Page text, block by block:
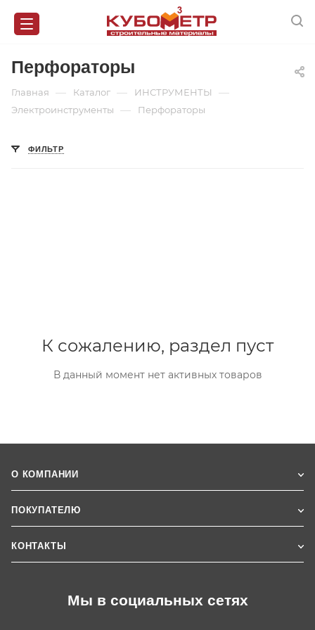
Перфораторы
Главная — Каталог — ИНСТРУМЕНТЫ —
Электроинструменты — Перфораторы
ФИЛЬТР
К сожалению, раздел пуст
В данный момент нет активных товаров
О КОМПАНИИ
ПОКУПАТЕЛЮ
КОНТАКТЫ
Мы в социальных сетях